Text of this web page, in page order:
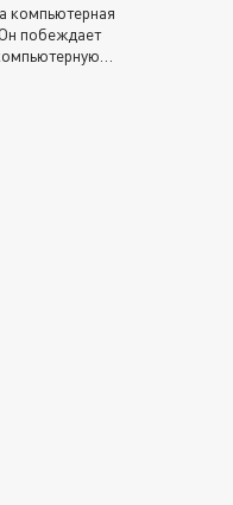
компьютерная
побеждает